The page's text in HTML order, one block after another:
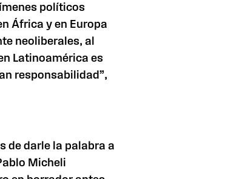
políticos
África y en Europa
neoliberales, al
Latinoamérica es
responsabilidad”,
de darle la palabra a
Micheli